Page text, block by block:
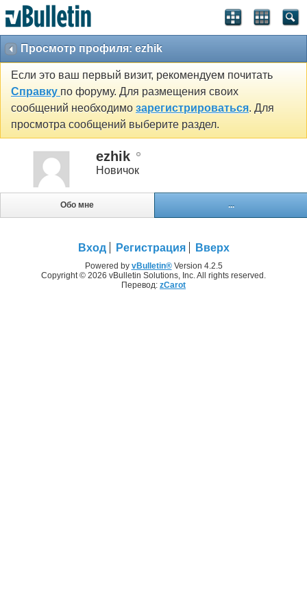
Просмотр профиля: ezhik
Если это ваш первый визит, рекомендуем почитать
Справку по форуму. Для размещения своих
сообщений необходимо зарегистрироваться. Для
просмотра сообщений выберите раздел.
ezhik
Новичок
Обо мне ...
Вход Регистрация Вверх
Powered by vBulletin®Version 4.2.5
Copyright © 2026 vBulletin Solutions, Inc. All rights reserved.
Перевод: zCarot